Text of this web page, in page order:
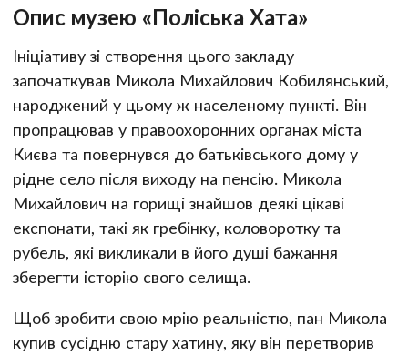
Опис музею «Поліська Хата»
Ініціативу зі створення цього закладу
започаткував Микола Михайлович Кобилянський,
народжений у цьому ж населеному пункті. Він
пропрацював у правоохоронних органах міста
Києва та повернувся до батьківського дому у
рідне село після виходу на пенсію. Микола
Михайлович на горищі знайшов деякі цікаві
експонати, такі як гребінку, коловоротку та
рубель, які викликали в його душі бажання
зберегти історію свого селища.
Щоб зробити свою мрію реальністю, пан Микола
купив сусідню стару хатину, яку він перетворив